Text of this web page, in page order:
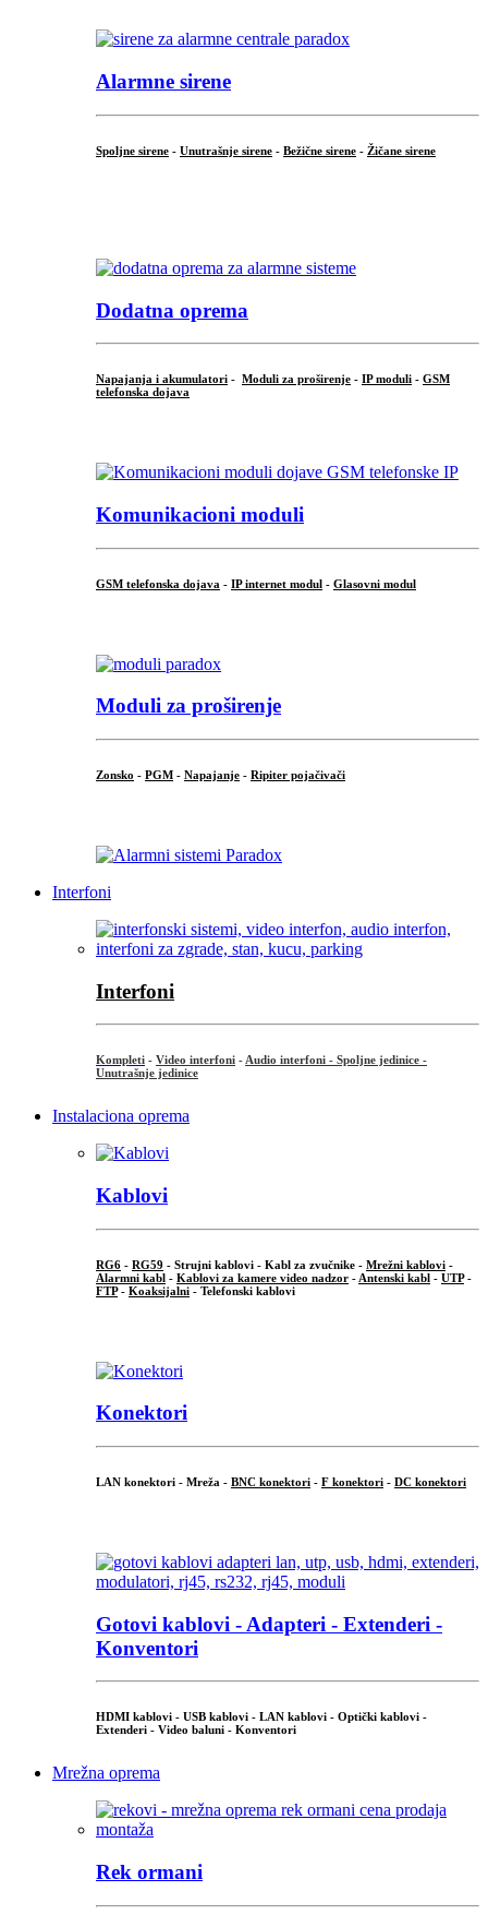
Alarmne sirene
Spoljne sirene - Unutrašnje sirene - Bežične sirene - Žičane sirene
Dodatna oprema
Napajanja i akumulatori - Moduli za proširenje - IP moduli - GSM
telefonska dojava
Komunikacioni moduli
GSM telefonska dojava - IP internet modul - Glasovni modul
Moduli za proširenje
Zonsko - PGM - Napajanje - Ripiter pojačivači
Interfoni
Interfoni
Kompleti - Video interfoni - Audio interfoni - Spoljne jedinice -
Unutrašnje jedinice
Instalaciona oprema
Kablovi
RG6 - RG59 - Strujni kablovi - Kabl za zvučnike - Mrežni kablovi -
Alarmni kabl - Kablovi za kamere video nadzor - Antenski kabl - UTP-
FTP- Koaksijalni - Telefonski kablovi
Konektori
LAN konektori - Mreža - BNC konektori - F konektori - DC konektori
Gotovi kablovi - Adapteri - Extenderi -
Konventori
HDMI kablovi - USB kablovi - LAN kablovi - Optički kablovi -
Extenderi - Video baluni - Konventori
Mrežna oprema
Rek ormani